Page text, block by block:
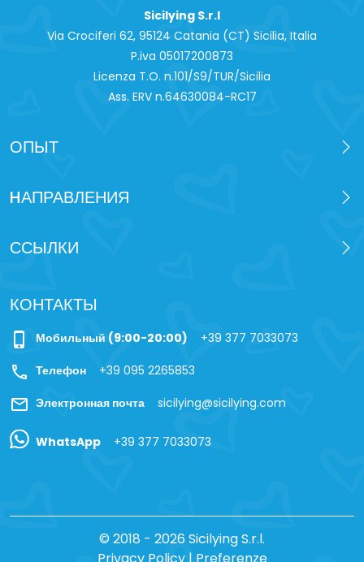
Sicilying S.r.l
Via Crociferi 62, 95124 Catania (CT) Sicilia, Italia
P.iva 0‍5017200873
Licenza T.O. n.101/S9/TUR/Sicilia
Ass. ERV n.64630084-RC17
ОПЫТ
HАПРАВЛЕНИЯ
ССЫЛКИ
КОНТАКТЫ
phone_iphone Мобильный (9:00-20:00) +39 377 7033073
call Телефон +39 095 2265853
mail Электронная почта sicilying@sicilying.com
WhatsApp +39 377 7033073
© 2018 - 2026 Sicilying S.r.l.